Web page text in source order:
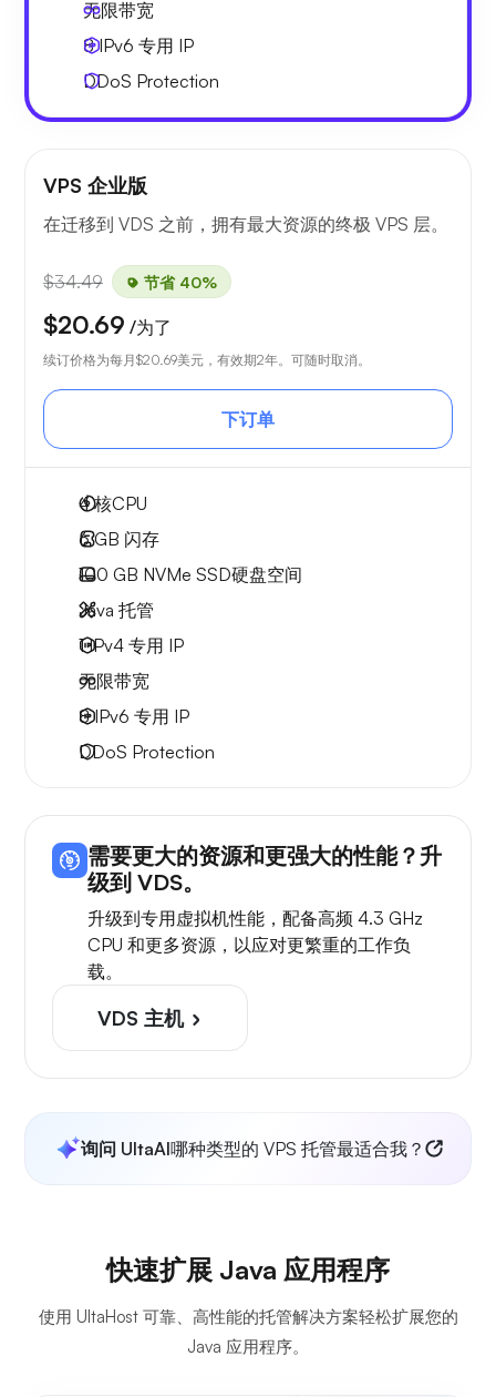
无限带宽
8 IPv6 专用 IP
DDoS Protection
VPS 企业版
在迁移到 VDS 之前，拥有最大资源的终极 VPS 层。
$34.49 节省 40%
$20.69 /为了
续订价格为每月$20.69美元，有效期2年。可随时取消。
下订单
4核CPU
6 GB 闪存
100 GB NVMe SSD硬盘空间
Java 托管
1 IPv4 专用 IP
无限带宽
8 IPv6 专用 IP
DDoS Protection
需要更大的资源和更强大的性能？升
级到 VDS。
升级到专用虚拟机性能，配备高频 4.3 GHz
CPU 和更多资源，以应对更繁重的工作负
载。
VDS 主机
询问 UltaAI哪种类型的 VPS 托管最适合我？
快速扩展 Java 应用程序
使用 UltaHost 可靠、高性能的托管解决方案轻松扩展您的
Java 应用程序。